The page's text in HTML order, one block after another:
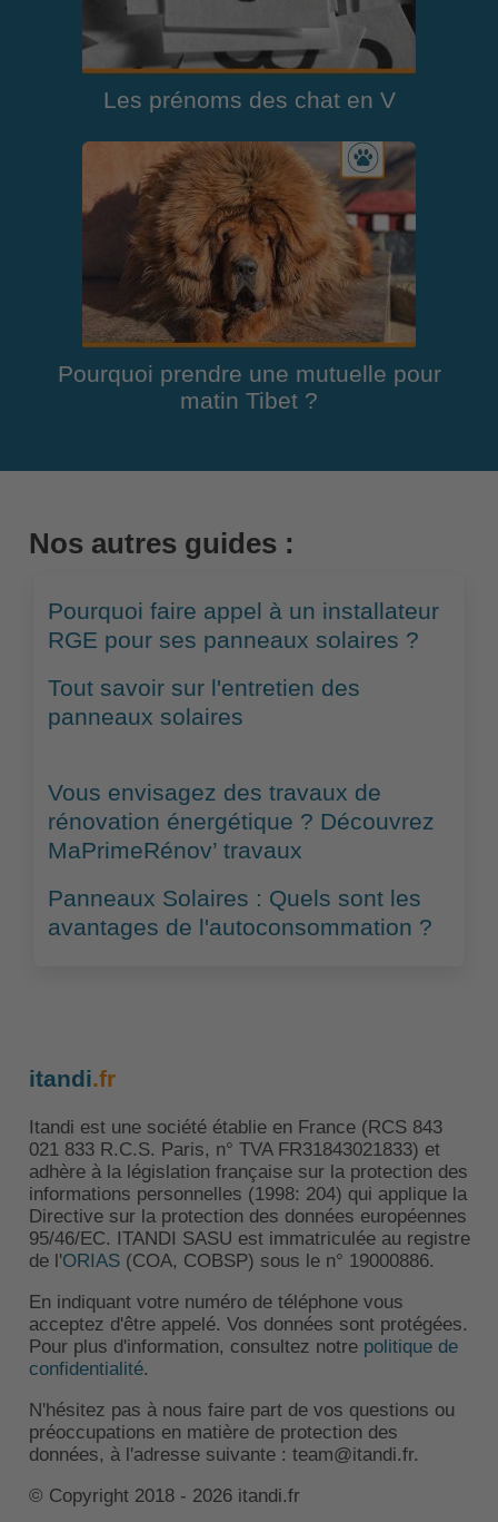
Les prénoms des chat en V
Pourquoi prendre une mutuelle pour
matin Tibet ?
Nos autres guides :
Pourquoi faire appel à un installateur
RGE pour ses panneaux solaires ?
Tout savoir sur l'entretien des
panneaux solaires
Vous envisagez des travaux de
rénovation énergétique ? Découvrez
MaPrimeRénov’ travaux
Panneaux Solaires : Quels sont les
avantages de l'autoconsommation ?
itandi.fr
Itandi est une société établie en France (RCS 843
021 833 R.C.S. Paris, n° TVA FR31843021833) et
adhère à la législation française sur la protection des
informations personnelles (1998: 204) qui applique la
Directive sur la protection des données européennes
95/46/EC. ITANDI SASU est immatriculée au registre
de l'ORIAS(COA, COBSP) sous le n° 19000886.
En indiquant votre numéro de téléphone vous
acceptez d'être appelé. Vos données sont protégées.
Pour plus d'information, consultez notre politique de
confidentialité.
N'hésitez pas à nous faire part de vos questions ou
préoccupations en matière de protection des
données, à l'adresse suivante : team@itandi.fr.
© Copyright 2018 - 2026 itandi.fr